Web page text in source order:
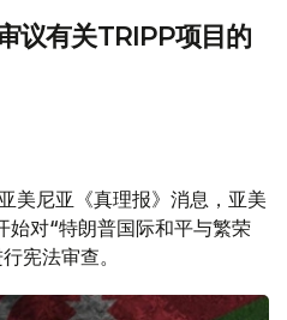
议有关TRIPP项目的
美尼亚《真理报》消息，亚美
始对“特朗普国际和平与繁荣
宪法审查。